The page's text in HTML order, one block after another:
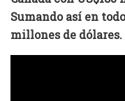
Sumando así en
millones de dólares.